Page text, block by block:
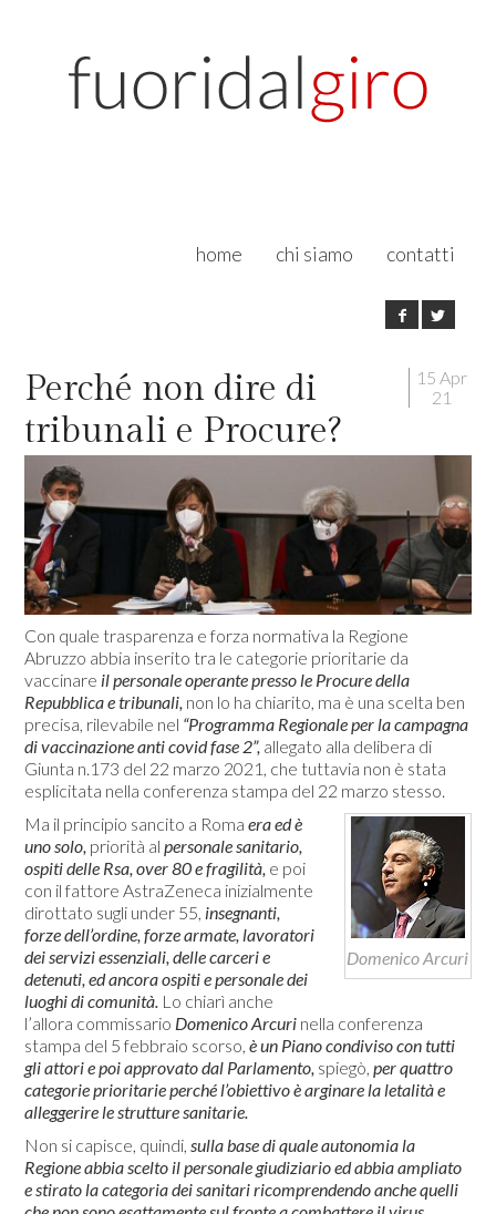
home chi siamo contatti
15 Apr
21
Perché non dire di
tribunali e Procure?
Con quale trasparenza e forza normativa la Regione
Abruzzo abbia inserito tra le categorie prioritarie da
vaccinare il personale operante presso le Procure della
Repubblica e tribunali, non lo ha chiarito, ma è una scelta ben
precisa, rilevabile nel “Programma Regionale per la campagna
di vaccinazione anti covid fase 2”, allegato alla delibera di
Giunta n.173 del 22 marzo 2021, che tuttavia non è stata
esplicitata nella conferenza stampa del 22 marzo stesso.
Domenico Arcuri
Ma il principio sancito a Romaera ed è
uno solo, priorità alpersonale sanitario,
ospiti delle Rsa, over 80 e fragilità, e poi
con il fattore AstraZeneca inizialmente
dirottato sugli under 55, insegnanti,
forze dell’ordine, forze armate, lavoratori
dei servizi essenziali, delle carceri e
detenuti, ed ancora ospiti e personale dei
luoghi di comunità. Lo chiarì anche
l’allora commissario Domenico Arcuri nella conferenza
stampa del 5 febbraio scorso,è un Piano condiviso con tutti
gli attori e poi approvato dal Parlamento, spiegò, per quattro
categorie prioritarie perché l’obiettivo è arginare la letalità e
alleggerire le strutture sanitarie.
Non si capisce, quindi,sulla base di quale autonomia la
Regioneabbia scelto il personale giudiziario ed abbia ampliato
e stirato la categoria dei sanitari ricomprendendo anche quelli